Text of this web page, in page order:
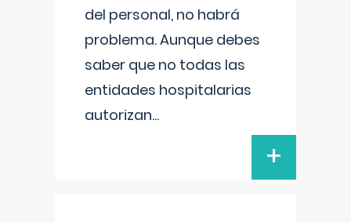
del personal, no habrá
problema. Aunque debes
saber que no todas las
entidades hospitalarias
autorizan...
+